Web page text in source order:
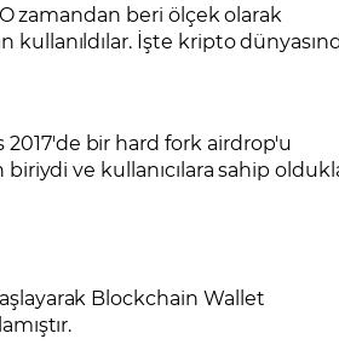
O zamandan beri ölçek olarak
İşte kripto
bir hard fork airdrop'u
ve kullanıcılara sahip
Blockchain Wallet